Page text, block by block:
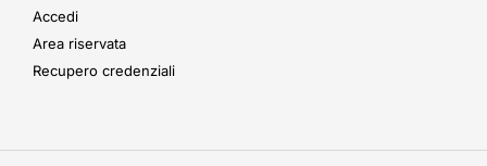
Accedi
Area riservata
Recupero credenziali